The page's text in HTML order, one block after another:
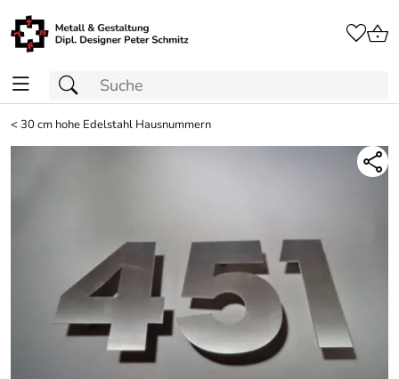
<30 cm hohe Edelstahl Hausnummern